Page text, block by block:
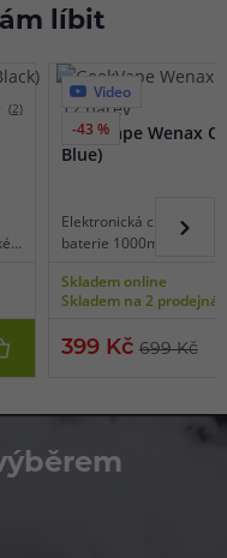
líbit
(2)
Video
-43 %
12 barev
GeekVape Wenax
Blue)
Elektronická cigareta -
baterie 1000mAh,
USB-C, inteligentní
regulace air-flow,
bezpečnostní zámek,
Skladem online
Skladem na 2
399 Kč699 Kč